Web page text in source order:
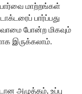
பார்வை மாற்றங்கள்
பார்ப்பது
போன்ற மிகவும்
இருக்கலாம்.
அழுத்தம், உப்பு